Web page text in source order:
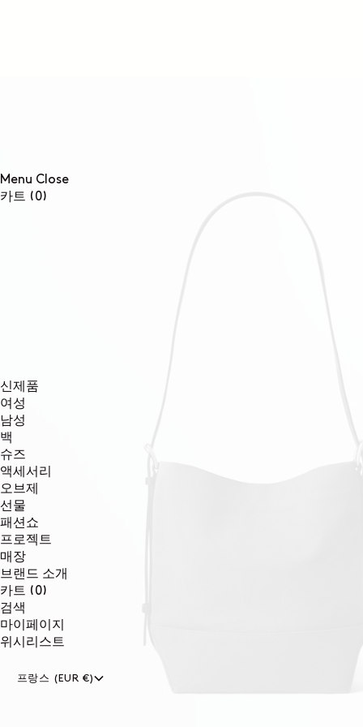
Menu Close
카트 (0)
신제품
여성
남성
백
슈즈
액세서리
오브제
선물
패션쇼
프로젝트
매장
브랜드 소개
카트 (0)
검색
마이페이지
위시리스트
프랑스 (EUR €)